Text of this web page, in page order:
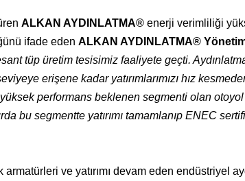
ALKAN AYDINLATMA®enerji verimliliği
ifade eden ALKAN AYDINLATMA®
tüp üretim tesisimiz faaliyete geçti.
erişene kadar yatırımlarımızı hız
performans beklenen segmenti olan
bu segmentte yatırımı tamamlanıp ENEC
ve yatırımı devam eden endüstriyel